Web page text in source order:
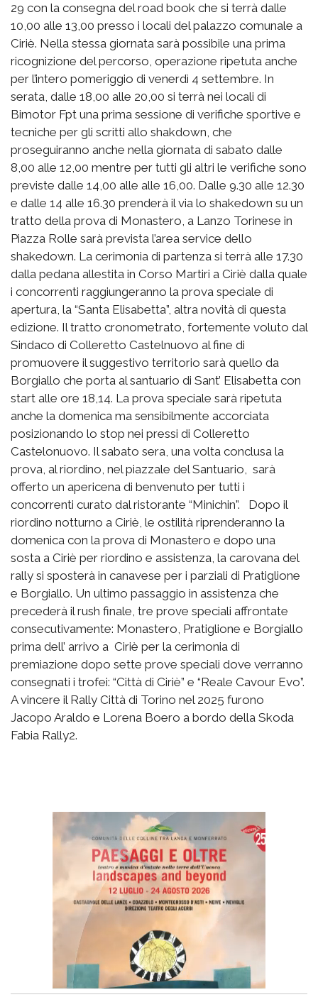
29 con la consegna del road book che si terrà dalle
10,00 alle 13,00 presso i locali del palazzo comunale a
Ciriè. Nella stessa giornata sarà possibile una prima
ricognizione del percorso, operazione ripetuta anche
per l’intero pomeriggio di venerdì 4 settembre. In
serata, dalle 18,00 alle 20,00 si terrà nei locali di
Bimotor Fpt una prima sessione di verifiche sportive e
tecniche per gli scritti allo shakdown, che
proseguiranno anche nella giornata di sabato dalle
8,00 alle 12,00 mentre per tutti gli altri le verifiche sono
previste dalle 14,00 alle alle 16,00. Dalle 9.30 alle 12.30
e dalle 14 alle 16.30 prenderà il via lo shakedown su un
tratto della prova di Monastero, a Lanzo Torinese in
Piazza Rolle sarà prevista l’area service dello
shakedown. La cerimonia di partenza si terrà alle 17.30
dalla pedana allestita in Corso Martiri a Ciriè dalla quale
i concorrenti raggiungeranno la prova speciale di
apertura, la “Santa Elisabetta”, altra novità di questa
edizione. Il tratto cronometrato, fortemente voluto dal
Sindaco di Colleretto Castelnuovo al fine di
promuovere il suggestivo territorio sarà quello da
Borgiallo che porta al santuario di Sant’ Elisabetta con
start alle ore 18,14. La prova speciale sarà ripetuta
anche la domenica ma sensibilmente accorciata
posizionando lo stop nei pressi di Colleretto
Castelonuovo. Il sabato sera, una volta conclusa la
prova, al riordino, nel piazzale del Santuario, sarà
offerto un apericena di benvenuto per tutti i
concorrenti curato dal ristorante “Minichin”. Dopo il
riordino notturno a Ciriè, le ostilità riprenderanno la
domenica con la prova di Monastero e dopo una
sosta a Ciriè per riordino e assistenza, la carovana del
rally si sposterà in canavese per i parziali di Pratiglione
e Borgiallo. Un ultimo passaggio in assistenza che
precederà il rush finale, tre prove speciali affrontate
consecutivamente: Monastero, Pratiglione e Borgiallo
prima dell’ arrivo a Ciriè per la cerimonia di
premiazione dopo sette prove speciali dove verranno
consegnati i trofei: “Città di Ciriè” e “Reale Cavour Evo”.
A vincere il Rally Città di Torino nel 2025 furono
Jacopo Araldo e Lorena Boero a bordo della Skoda
Fabia Rally2.